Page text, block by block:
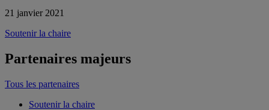
21 janvier 2021
Soutenir la chaire
Partenaires majeurs
Tous les partenaires
Soutenir la chaire